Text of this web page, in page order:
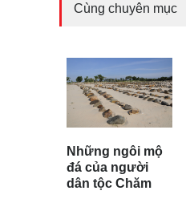
Cùng chuyên mục
Những ngôi mộ
đá của người
dân tộc Chăm